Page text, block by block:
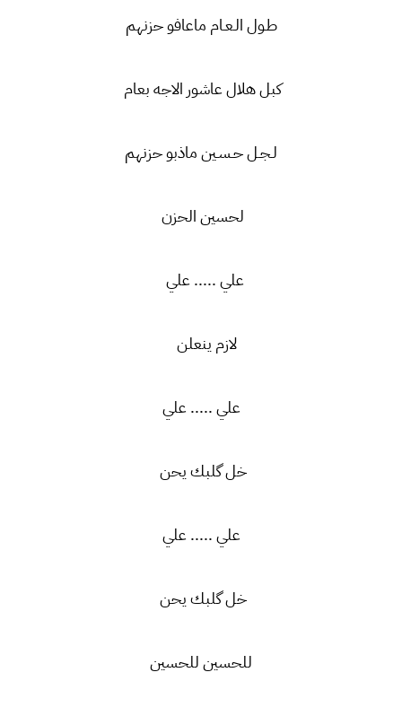
طـول الـعـام ماعافو حزنهم
كبل هلال عاشور الاجه بعام
لـجـل حـسـين ماذبو حزنهم
لحسين الحزن
علي ..... علي
لازم ينعلن
علي ..... علي
خل گلبك يحن
علي ..... علي
خل گلبك يحن
للحسين للحسين